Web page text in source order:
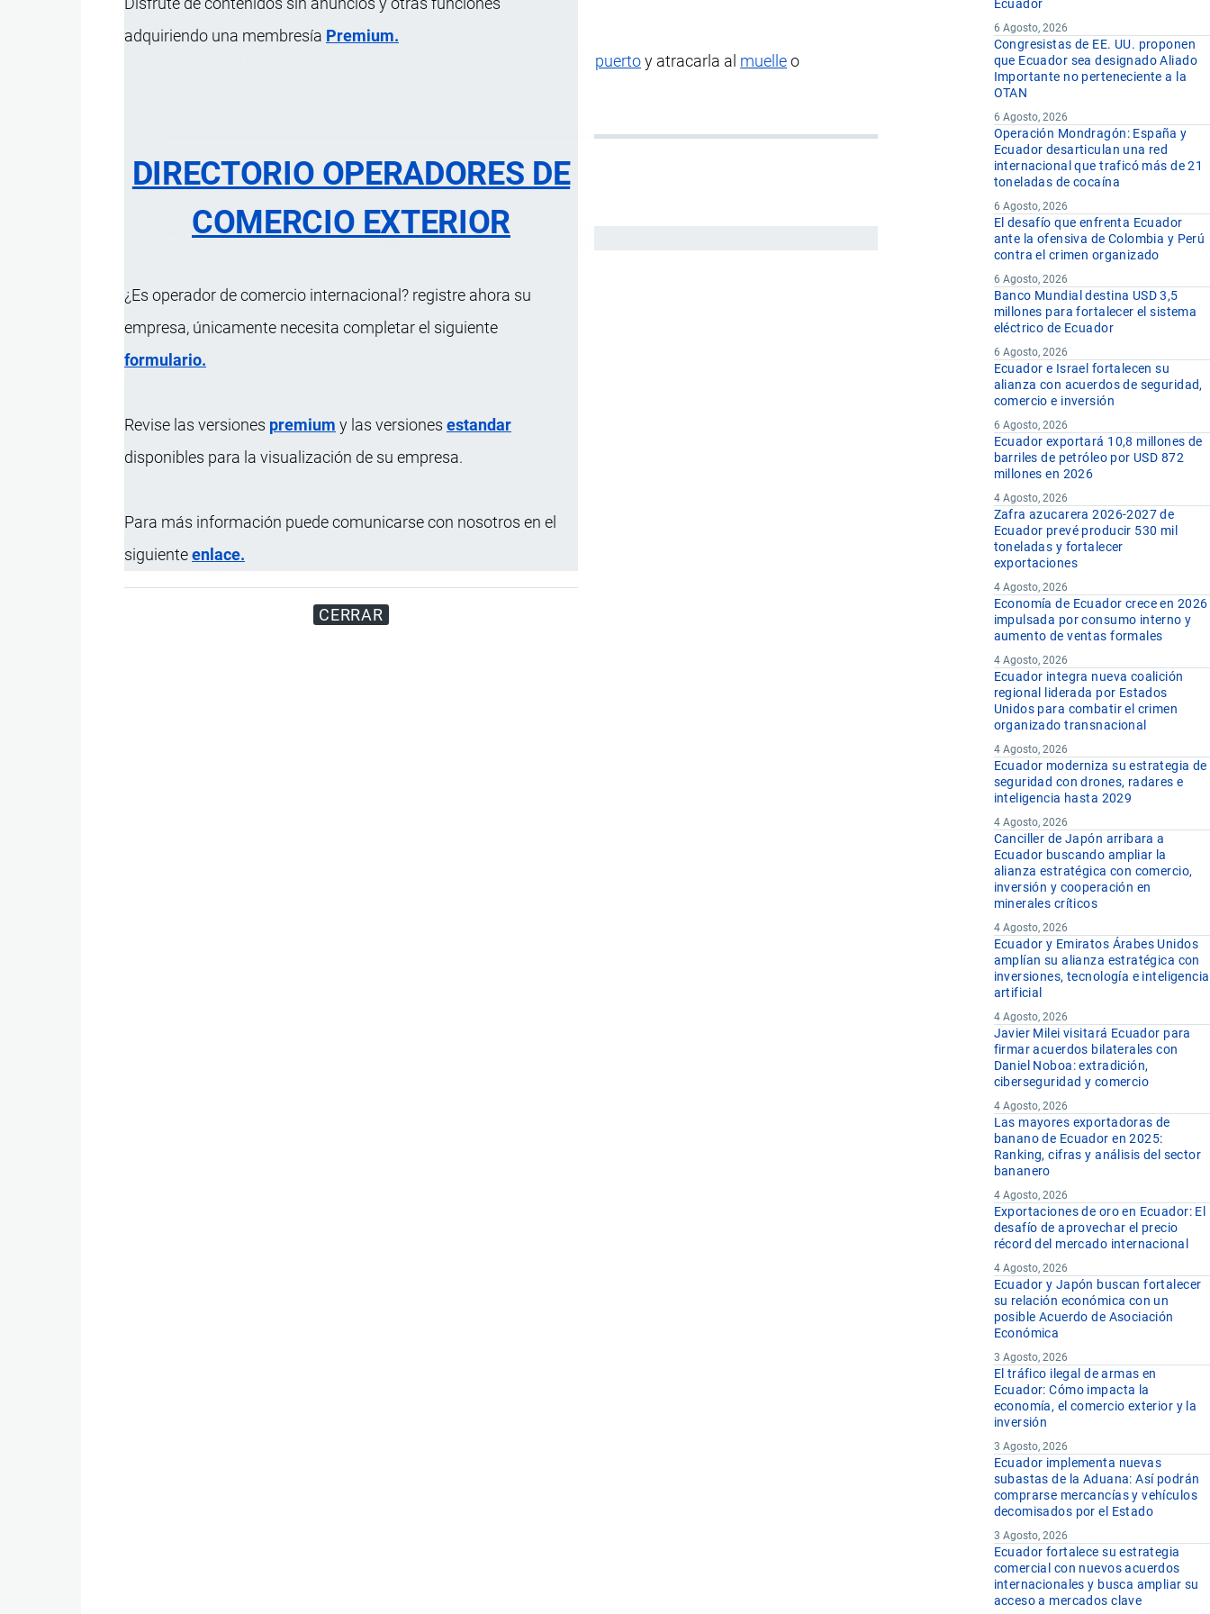
adquiriendo una membresía Premium.
DIRECTORIO OPERADORES DE
COMERCIO EXTERIOR
¿Es operador de comercio internacional? registre ahora su
empresa, únicamente necesita completar el siguiente
formulario.
Revise las versiones premium y las versiones estandar
disponibles para la visualización de su empresa.
Para más información puede comunicarse con nosotros en el
siguienteenlace.
CERRAR
puertoy atracarla al muelleo
Actualizado el 8 Septiembre, 2024 Español
Ecuador
6 Agosto, 2026
Congresistas de EE. UU. proponen
que Ecuador sea designado Aliado
Importante no perteneciente a la
OTAN
6 Agosto, 2026
Operación Mondragón: España y
Ecuador desarticulan una red
internacional que traficó más de 21
toneladas de cocaína
6 Agosto, 2026
El desafío que enfrenta Ecuador
ante la ofensiva de Colombia y Perú
contra el crimen organizado
6 Agosto, 2026
Banco Mundial destina USD 3,5
millones para fortalecer el sistema
eléctrico de Ecuador
6 Agosto, 2026
Ecuador e Israel fortalecen su
alianza con acuerdos de seguridad,
comercio e inversión
6 Agosto, 2026
Ecuador exportará 10,8 millones de
barriles de petróleo por USD 872
millones en 2026
4 Agosto, 2026
Zafra azucarera 2026-2027 de
Ecuador prevé producir 530 mil
toneladas y fortalecer
exportaciones
4 Agosto, 2026
Economía de Ecuador crece en 2026
impulsada por consumo interno y
aumento de ventas formales
4 Agosto, 2026
Ecuador integra nueva coalición
regional liderada por Estados
Unidos para combatir el crimen
organizado transnacional
4 Agosto, 2026
Ecuador moderniza su estrategia de
seguridad con drones, radares e
inteligencia hasta 2029
4 Agosto, 2026
Canciller de Japón arribara a
Ecuador buscando ampliar la
alianza estratégica con comercio,
inversión y cooperación en
minerales críticos
4 Agosto, 2026
Ecuador y Emiratos Árabes Unidos
amplían su alianza estratégica con
inversiones, tecnología e inteligencia
artificial
4 Agosto, 2026
Javier Milei visitará Ecuador para
firmar acuerdos bilaterales con
Daniel Noboa: extradición,
ciberseguridad y comercio
4 Agosto, 2026
Las mayores exportadoras de
banano de Ecuador en 2025:
Ranking, cifras y análisis del sector
bananero
4 Agosto, 2026
Exportaciones de oro en Ecuador: El
desafío de aprovechar el precio
récord del mercado internacional
4 Agosto, 2026
Ecuador y Japón buscan fortalecer
su relación económica con un
posible Acuerdo de Asociación
Económica
3 Agosto, 2026
El tráfico ilegal de armas en
Ecuador: Cómo impacta la
economía, el comercio exterior y la
inversión
3 Agosto, 2026
Ecuador implementa nuevas
subastas de la Aduana: Así podrán
comprarse mercancías y vehículos
decomisados por el Estado
3 Agosto, 2026
Ecuador fortalece su estrategia
comercial con nuevos acuerdos
internacionales y busca ampliar su
acceso a mercados clave